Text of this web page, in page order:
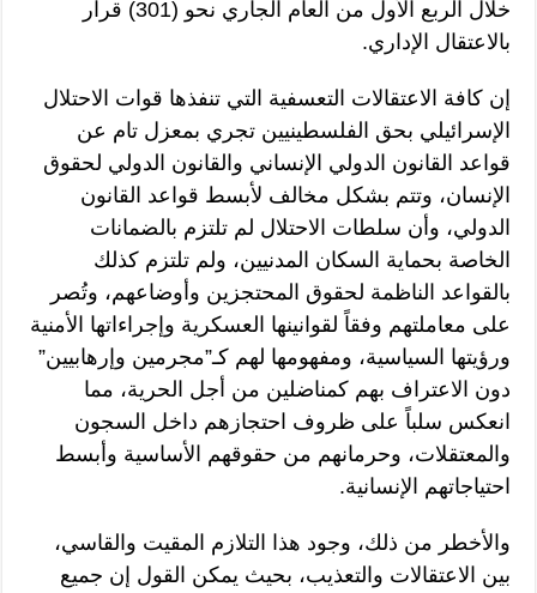
خلال الربع الأول من العام الجاري نحو (301) قرار
بالاعتقال الإداري.
إن كافة الاعتقالات التعسفية التي تنفذها قوات الاحتلال
الإسرائيلي بحق الفلسطينيين تجري بمعزل تام عن
قواعد القانون الدولي الإنساني والقانون الدولي لحقوق
الإنسان، وتتم بشكل مخالف لأبسط قواعد القانون
الدولي، وأن سلطات الاحتلال لم تلتزم بالضمانات
الخاصة بحماية السكان المدنيين، ولم تلتزم كذلك
بالقواعد الناظمة لحقوق المحتجزين وأوضاعهم، وتُصر
على معاملتهم وفقاً لقوانينها العسكرية وإجراءاتها الأمنية
ورؤيتها السياسية، ومفهومها لهم كـ”مجرمين وإرهابيين”
دون الاعتراف بهم كمناضلين من أجل الحرية، مما
انعكس سلباً على ظروف احتجازهم داخل السجون
والمعتقلات، وحرمانهم من حقوقهم الأساسية وأبسط
احتياجاتهم الإنسانية.
والأخطر من ذلك، وجود هذا التلازم المقيت والقاسي،
بين الاعتقالات والتعذيب، بحيث يمكن القول إن جميع